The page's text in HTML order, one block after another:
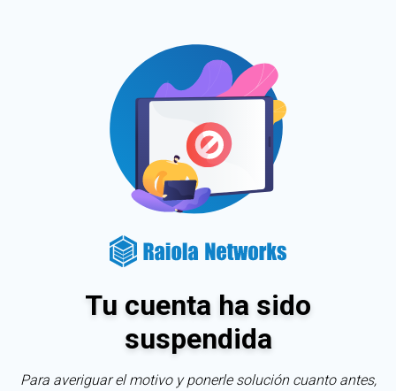
Tu cuenta ha sido
suspendida
Para averiguar el motivo y ponerle solución cuanto antes,